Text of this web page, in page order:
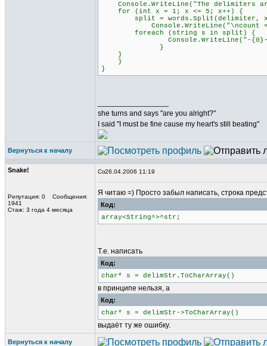
Console.WriteLine("The delimiters
for (int x = 1; x <= 5; x++) {
split = words.Split(delimiter,
Console.WriteLine("\ncount
foreach (string s in split) {
Console.WriteLine("-{0}-
}
}
}
}
she turns and says "are you alright?"
I said "I must be fine cause my heart's still beating"
Вернуться к началу
Snake!
Репутация: 0 Сообщения:
1941
Стаж: 3 года 4 месяца
26.04.2006 11:19
Я читаю =) Просто забыл написать, строка
Код:
array<String^>^str;
Т.е. написать
Код:
char* s = delimStr.ToCharArray()
в принципе нельзя, а
Код:
char* s = delimStr->ToCharArray()
выдаёт ту же ошибку.
Вернуться к началу